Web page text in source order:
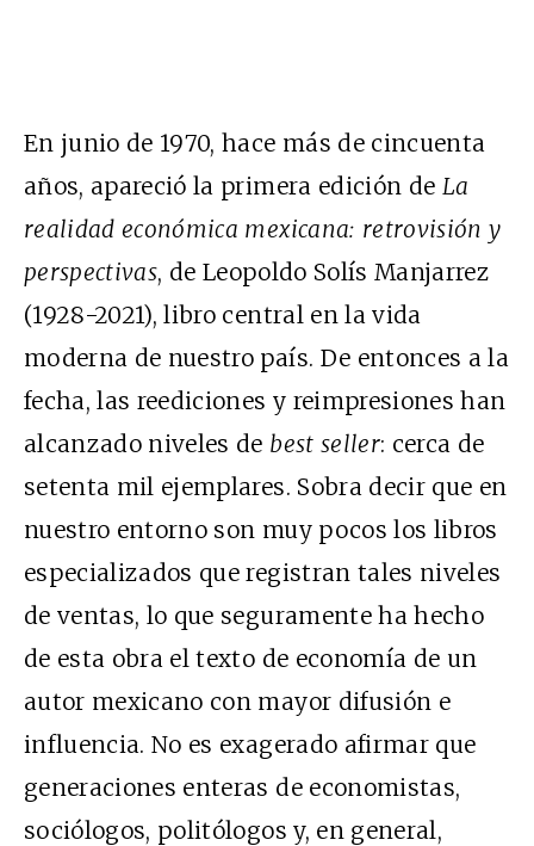
En junio de 1970, hace más de cincuenta
años, apareció la primera edición de La
realidad económica mexicana: retrovisión y
perspectivas, de Leopoldo Solís Manjarrez
(1928-2021), libro central en la vida
moderna de nuestro país. De entonces a la
fecha, las reediciones y reimpresiones han
alcanzado niveles de best seller: cerca de
setenta mil ejemplares. Sobra decir que en
nuestro entorno son muy pocos los libros
especializados que registran tales niveles
de ventas, lo que seguramente ha hecho
de esta obra el texto de economía de un
autor mexicano con mayor difusión e
influencia. No es exagerado afirmar que
generaciones enteras de economistas,
sociólogos, politólogos y, en general,